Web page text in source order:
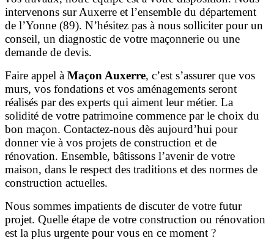
intervenons sur Auxerre et l’ensemble du département
de l’Yonne (89). N’hésitez pas à nous solliciter pour un
conseil, un diagnostic de votre maçonnerie ou une
demande de devis.
Faire appel à Maçon Auxerre, c’est s’assurer que vos
murs, vos fondations et vos aménagements seront
réalisés par des experts qui aiment leur métier. La
solidité de votre patrimoine commence par le choix du
bon maçon. Contactez-nous dès aujourd’hui pour
donner vie à vos projets de construction et de
rénovation. Ensemble, bâtissons l’avenir de votre
maison, dans le respect des traditions et des normes de
construction actuelles.
Nous sommes impatients de discuter de votre futur
projet. Quelle étape de votre construction ou rénovation
est la plus urgente pour vous en ce moment ?